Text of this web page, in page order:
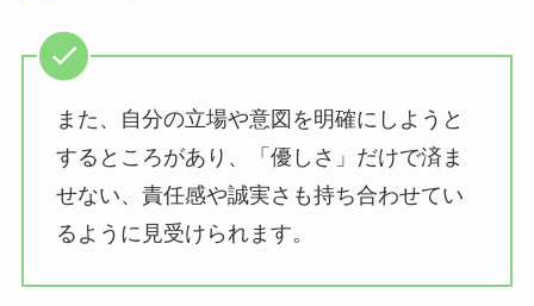
また、自分の立場や意図を明確にしようと
するところがあり、「優しさ」だけで済ま
せない、責任感や誠実さも持ち合わせてい
るように見受けられます。